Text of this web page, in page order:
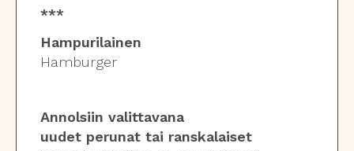
***
Hampurilainen
Hamburger
Annolsiin valittavana
uudet perunat tai ranskalaiset